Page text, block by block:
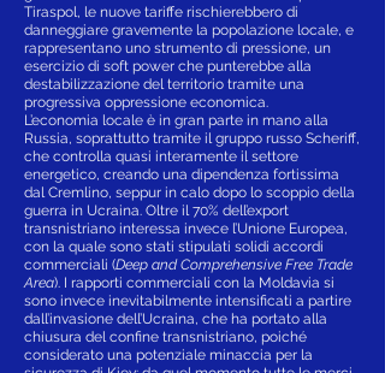
Tiraspol, le nuove tariffe rischierebbero di
danneggiare gravemente la popolazione locale, e
rappresentano uno strumento di pressione, un
esercizio di soft power che punterebbe alla
destabilizzazione del territorio tramite una
progressiva oppressione economica.
L’economia locale è in gran parte in mano alla
Russia, soprattutto tramite il gruppo russo Scheriff,
che controlla quasi interamente il settore
energetico, creando una dipendenza fortissima
dal Cremlino, seppur in calo dopo lo scoppio della
guerra in Ucraina. Oltre il 70% dell’export
transnistriano interessa invece l’Unione Europea,
con la quale sono stati stipulati solidi accordi
commerciali (Deep and Comprehensive Free Trade
Area). I rapporti commerciali con la Moldavia si
sono invece inevitabilmente intensificati a partire
dall’invasione dell’Ucraina, che ha portato alla
chiusura del confine transnistriano, poiché
considerato una potenziale minaccia per la